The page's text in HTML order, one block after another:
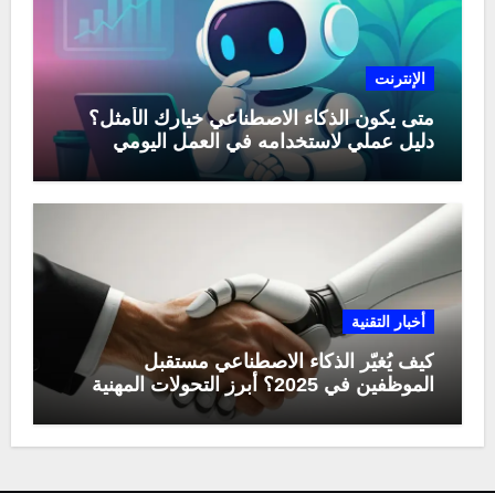
الإنترنت
متى يكون الذكاء الاصطناعي خيارك الأمثل؟
دليل عملي لاستخدامه في العمل اليومي
أخبار التقنية
كيف يُغيّر الذكاء الاصطناعي مستقبل
الموظفين في 2025؟ أبرز التحولات المهنية